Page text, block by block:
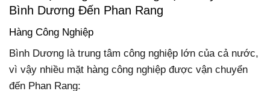
Bình Dương Đến Phan Rang
Hàng Công Nghiệp
Bình Dương là trung tâm công nghiệp lớn của cả nước,
vì vậy nhiều mặt hàng công nghiệp được vận chuyển
đến Phan Rang: